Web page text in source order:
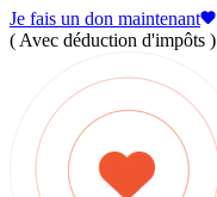
Je fais un don maintenant
( Avec déduction d'impôts )